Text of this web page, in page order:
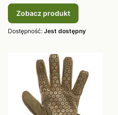
Zobacz produkt
Dostępność: Jest dostępny